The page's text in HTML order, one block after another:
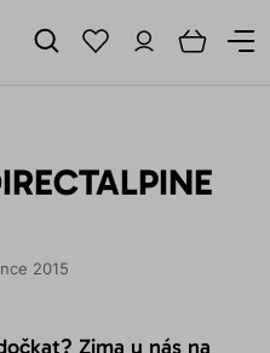
2015
Zima u nás na